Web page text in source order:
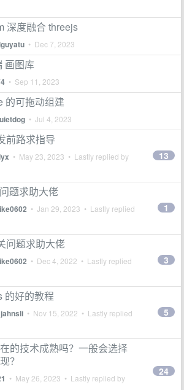
深度融合 threejs
• Dec 7, 2023
画图库
• Sep 11, 2023
的可拖动组建
• Jul 4, 2023
前路求指导
• May 23, 2023 • Lastly replied by 13
题求助大佬
• Jan 29, 2023 • Lastly replied
1
问题求助大佬
• Dec 4, 2022 • Lastly replied
3
的好的教程
jahnsli • Nov 15, 2022 • Lastly replied
5
的技术成熟吗？一般会选择
？
• May 26, 2023 • Lastly replied by
24